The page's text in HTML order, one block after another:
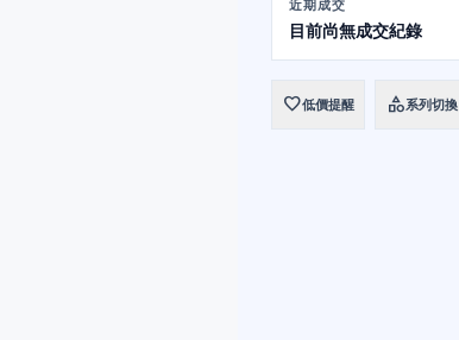
近期成交
目前尚無成交紀錄
favorite低價提醒 category系列切換